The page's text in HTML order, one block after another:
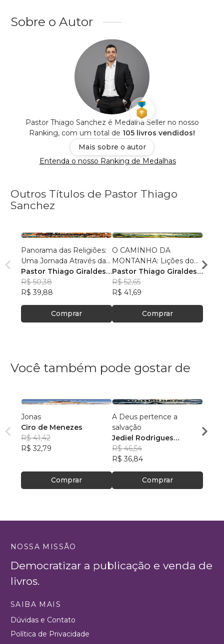
Sobre o Autor
Pastor Thiago Sanchez é Medalha Seller no nosso
Ranking, com um total de 105 livros vendidos!
Mais sobre o autor
Entenda o nosso Ranking de Medalhas
Outros Títulos de Pastor Thiago
Sanchez
Panorama das Religiões:
Uma Jornada Através da
Diversidade Espiritual
Pastor Thiago Giraldes
Sanchez
R$ 50,38
R$ 39,88
Comprar
O CAMINHO DA
MONTANHA: Lições do
Sermão de Jesus
Pastor Thiago Giraldes
Sanchez
R$ 52,65
R$ 41,69
Comprar
O
no
Você também pode gostar de
Jonas
Ciro de Menezes
R$ 41,42
R$ 32,79
Comprar
A Deus pertence a
salvação
Jediel Rodrigues
Martins
R$ 46,54
R$ 36,84
Comprar
NOSSA MISSÃO
Democratizar a publicação e venda de
livros.
SAIBA MAIS
Dúvidas e Contato
Política de Privacidade